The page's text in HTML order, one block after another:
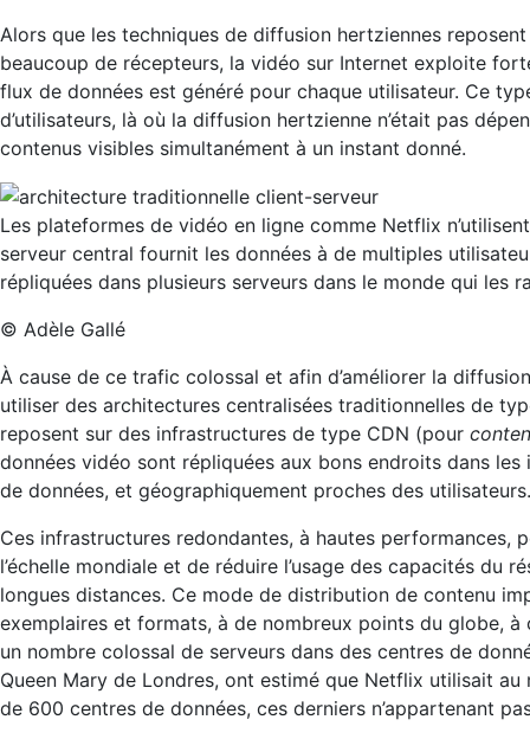
Alors que les techniques de diffusion hertziennes
beaucoup de récepteurs, la vidéo sur Internet exploite
flux de données est généré pour chaque utilisateur. Ce
d’utilisateurs, là où la diffusion hertzienne n’était pas
contenus visibles simultanément à un instant donné.
Les plateformes de vidéo en ligne comme Netflix
serveur central fournit les données à de multiples
répliquées dans plusieurs serveurs dans le monde qui les
© Adèle Gallé
À cause de ce trafic colossal et afin d’améliorer la
utiliser des architectures centralisées traditionnelles de
reposent sur des infrastructures de type CDN (pour
données vidéo sont répliquées aux bons endroits dans
de données, et géographiquement proches des utilisateurs.
Ces infrastructures redondantes, à hautes performances,
l’échelle mondiale et de réduire l’usage des capacités
longues distances. Ce mode de distribution de contenu
exemplaires et formats, à de nombreux points du globe,
un nombre colossal de serveurs dans des centres de
Queen Mary de Londres, ont estimé que Netflix utilisait
de 600 centres de données, ces derniers n’appartenant